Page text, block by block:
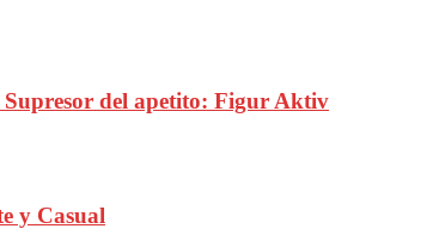
Supresor del apetito: Figur Aktiv
y Casual